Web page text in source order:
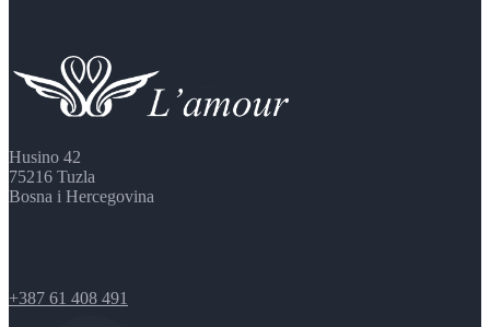
Husino 42
75216 Tuzla
Bosna i Hercegovina
+387 61 408 491